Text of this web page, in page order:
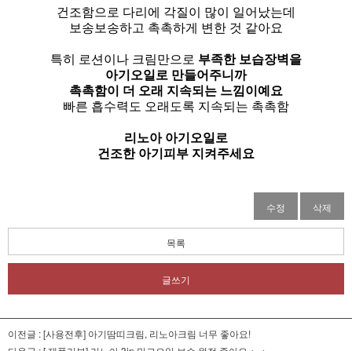
건조함으로 다리에 각질이 많이 일어났는데
보송보송하고 촉촉하게 변한 것 같아요
특히 로션이나 크림만으로 부족한 보습장벽을
아기오일로 만들어주니까
촉촉함이 더 오래 지속되는 느낌이예요
빠른 흡수력도 오래도록 지속되는 촉촉함
리노아 아기오일로
건조한 아기피부 지켜주세요
수정 삭제
목록
글쓰기
이전글 :[사용전후] 아기땀띠크림, 리노아크림 너무 좋아요!